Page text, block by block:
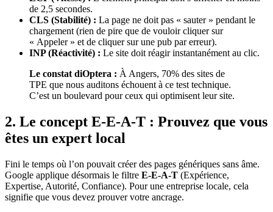
de 2,5 secondes.
CLS (Stabilité) : La page ne doit pas « sauter » pendant le
chargement (rien de pire que de vouloir cliquer sur
« Appeler » et de cliquer sur une pub par erreur).
INP (Réactivité) : Le site doit réagir instantanément au clic.
Le constat diOptera : À Angers, 70% des sites de
TPE que nous auditons échouent à ce test technique.
C’est un boulevard pour ceux qui optimisent leur site.
2. Le concept E-E-A-T : Prouvez que vous
êtes un expert local
Fini le temps où l’on pouvait créer des pages génériques sans âme.
Google applique désormais le filtre E-E-A-T (Expérience,
Expertise, Autorité, Confiance). Pour une entreprise locale, cela
signifie que vous devez prouver votre ancrage.